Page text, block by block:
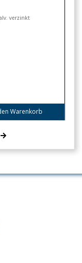
verzinkt
Warenkorb